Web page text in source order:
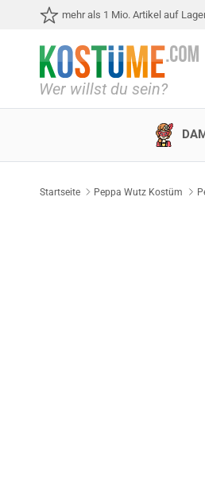
Direkt zum Inhaltmehr als 1 Mio. Artikel auf
Startseite Peppa Wutz Kostüm